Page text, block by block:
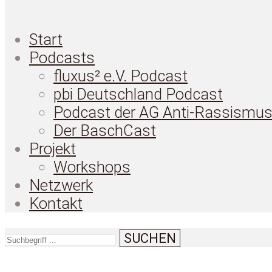
Start
Podcasts
fluxus² e.V. Podcast
pbi Deutschland Podcast
Podcast der AG Anti-Rassismus
Der BaschCast
Projekt
Workshops
Netzwerk
Kontakt
SUCHEN